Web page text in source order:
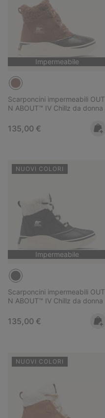
Impermeabile
Scarponcini impermeabili OUT
N ABOUT™ IV Chillz da donna
Regular price:
135,00 €
NUOVI COLORI
Impermeabile
Scarponcini impermeabili OUT
N ABOUT™ IV Chillz da donna
Regular price:
135,00 €
NUOVI COLORI